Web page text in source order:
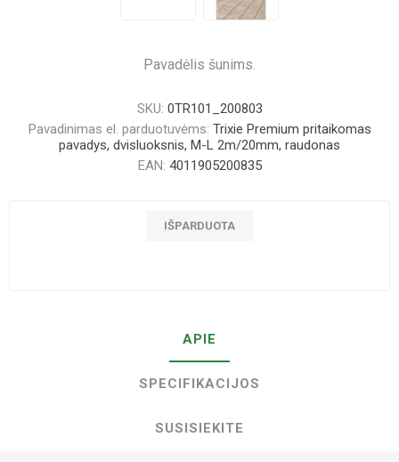
Pavadėlis šunims.
SKU: 0TR101_200803
Pavadinimas el. parduotuvėms: Trixie Premium pritaikomas
pavadys, dvisluoksnis, M-L 2m/20mm, raudonas
EAN: 4011905200835
IŠPARDUOTA
APIE
SPECIFIKACIJOS
SUSISIEKITE